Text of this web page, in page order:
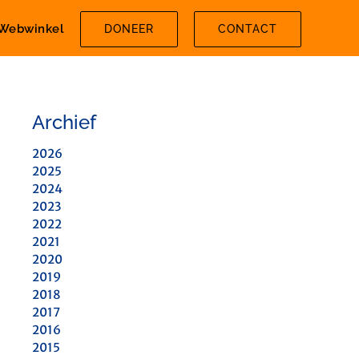
DONEER CONTACT
Archief
2026
2025
2024
2023
2022
2021
2020
2019
2018
2017
2016
2015